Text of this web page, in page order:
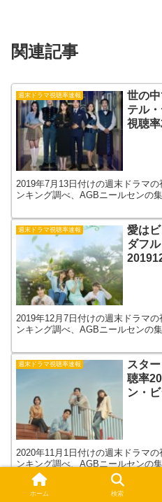
関連記事
週末ドラマ視聴率速報
世の
テル
視聴
2019年7月13日付けの週末ドラマ
ンキング調べ、AGBニールセンの集
週末ドラマ視聴率速報
愛は
ダフ
2019年12月7日付けの週末ドラマ
ンキング調べ、AGBニールセンの集
週末ドラマ視聴率速報
スタートア
聴率
ン・
2020年11月1日付けの週末ドラマ
ンキング調べ、AGBニールセンの
週末ドラマ視聴率速報
ホーム 検索